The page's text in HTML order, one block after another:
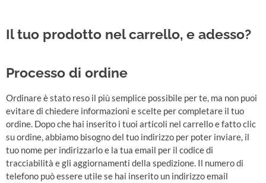
Il tuo prodotto nel carrello, e adesso?
Processo di ordine
Ordinare è stato reso il più semplice possibile per te, ma non puoi
evitare di chiedere informazioni e scelte per completare il tuo
ordine. Dopo che hai inserito i tuoi articoli nel carrello e fatto clic
su ordine, abbiamo bisogno del tuo indirizzo per poter inviare, il
tuo nome per indirizzarlo e la tua email per il codice di
tracciabilità e gli aggiornamenti della spedizione. Il numero di
telefono può essere utile se hai inserito un indirizzo email